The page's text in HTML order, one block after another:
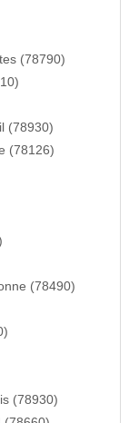
(78790)
(78930)
(78126)
(78490)
(78930)